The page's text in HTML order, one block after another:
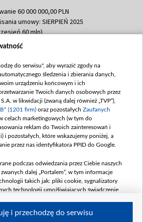
60 000 000,00 PLN
umowy: SIERPIEŃ 2025
60 mln)
635 783 051,21 PLN
100 mln, październik 350
265 mln)
48 862 000,00 PLN
umowy: GRUDZIEŃ 2025
60,548 mln)
900 000 000,00 PLN
umowy: LUTY 2026 (wpłata
mln, 7 maja 180 mln, 8
mln)
250 000 000,00 PLN
mln
do serwisu", aby wyrazić zgody na
śledzenia i zbierania danych,
urządzeniu końcowym i ich
Twoich danych osobowych przez
w likwidacji (zwaną dalej również „TVP”),
(1201 firm) oraz pozostałych Zaufanych
w celach marketingowych (w tym do
reklam do Twoich zainteresowań i
i pozostałych, które wskazujemy poniżej, a
przez nas identyfikatora PPID do Google.
podczas odwiedzania przez Ciebie naszych
zwanych dalej „Portalem”, w tym informacje
takich jak: pliki cookie, sygnalizatory
technologii umożliwiających świadczenie
i przechodzę do serwisu